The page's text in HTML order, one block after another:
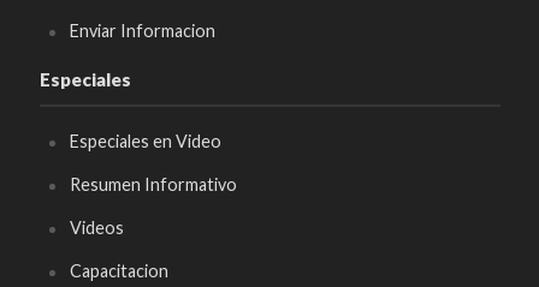
Enviar Informacion
Especiales
Especiales en Video
Resumen Informativo
Videos
Capacitacion